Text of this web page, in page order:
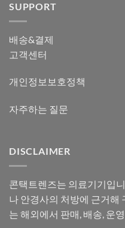
SUPPORT
배송&결제
고객센터
개인정보보호정책
자주하는 질문
DISCLAIMER
콘택트렌즈는 의료기기입
나 안경사의 처방에 근거해
는 해외에서 판매, 배송, 운